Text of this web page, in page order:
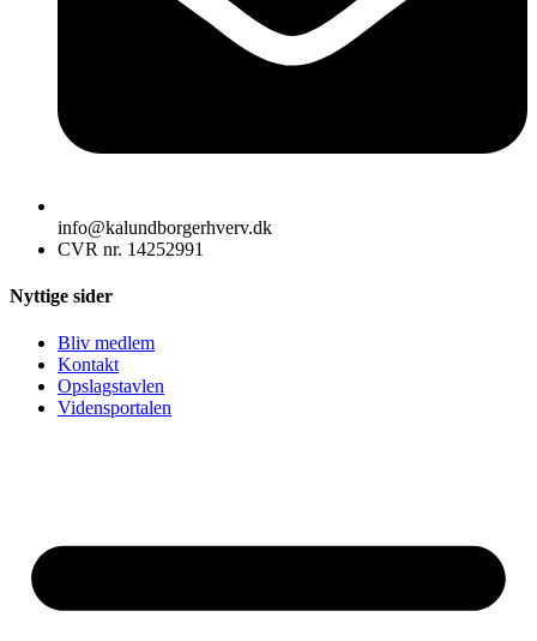
info@kalundborgerhverv.dk
CVR nr. 14252991
Nyttige sider
Bliv medlem
Kontakt
Opslagstavlen
Vidensportalen